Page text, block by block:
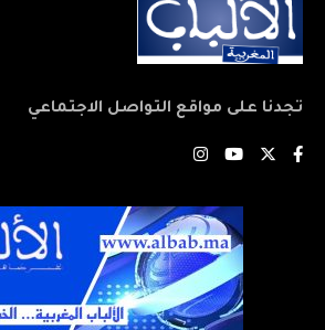
تجدنا على مواقع التواصل الاجتماعي